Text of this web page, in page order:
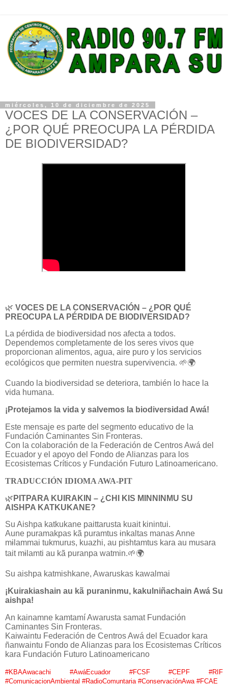
miércoles, 10 de diciembre de 2025
VOCES DE LA CONSERVACIÓN –
¿POR QUÉ PREOCUPA LA PÉRDIDA
DE BIODIVERSIDAD?
🌿 VOCES DE LA CONSERVACIÓN – ¿POR QUÉ
PREOCUPA LA PÉRDIDA DE BIODIVERSIDAD?
La pérdida de biodiversidad nos afecta a todos.
Dependemos completamente de los seres vivos que
proporcionan alimentos, agua, aire puro y los servicios
ecológicos que permiten nuestra supervivencia. 🌱🌍
Cuando la biodiversidad se deteriora, también lo hace la
vida humana.
¡Protejamos la vida y salvemos la biodiversidad Awá!
Este mensaje es parte del segmento educativo de la
Fundación Caminantes Sin Fronteras.
Con la colaboración de la Federación de Centros Awá del
Ecuador y el apoyo del Fondo de Alianzas para los
Ecosistemas Críticos y Fundación Futuro Latinoamericano.
TRADUCCIÓN IDIOMA AWA-PIT
🌿 PITPARA KUIRAKIN – ¿CHI KIS MINNINMU SU
AISHPA KATKUKANE?
Su Aishpa katkukane paittarusta kuait kinintui.
Aune puramakpas kã puramtus ɨnkaltas manas Anne
mɨ lammai tukmurus, kuazhi, au pishtamtus kara au musara
tait mɨ lamti au kã puranpa watmin.🌱🌍
Su aishpa katmishkane, Awaruskas kawalmai
¡Kuirakiashain au kã puraninmu, kakulniñachain Awá Su
aishpa!
An kainamne kamtamí Awarusta samat Fundación
Caminantes Sin Fronteras.
Kaiwaintu Federación de Centros Awá del Ecuador kara
ñanwaintu Fondo de Alianzas para los Ecosistemas Críticos
kara Fundación Futuro Latinoamericano
#KBAAwacachi #AwáEcuador #FCSF #CEPF #RIF
#ComunicacionAmbiental #RadioComuntaria #ConservaciónAwa #FCAE